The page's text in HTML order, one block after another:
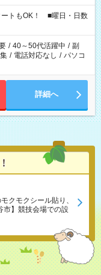
トもOK！ ■曜日・日数
/ 40～50代活躍中 / 副
/ 電話対応なし / パソコ
詳細へ
クモクシール貼り、
市】競技会場での設